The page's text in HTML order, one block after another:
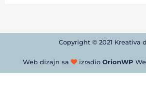
Copyright © 2021 Kreativa
Web dizajn sa izradio OrionWP